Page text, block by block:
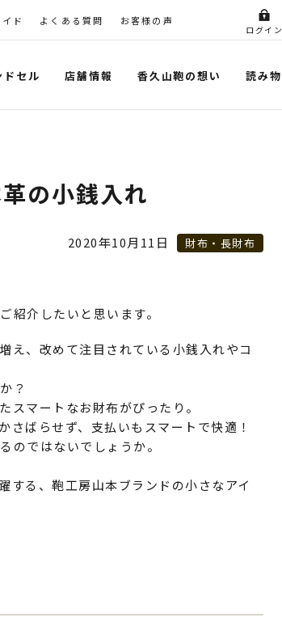
ド よくある質問 お客様の声
ログイン
ドセル 店舗情報 香久山鞄の想い 読み物
の小銭入れ
2020年10月11日 財布・長財布
紹介したいと思います。
え、改めて注目されている小銭入れやコ
？
マートなお財布がぴったり。
ばらせず、支払いもスマートで快適！
のではないでしょうか。
する、鞄工房山本ブランドの小さなアイ